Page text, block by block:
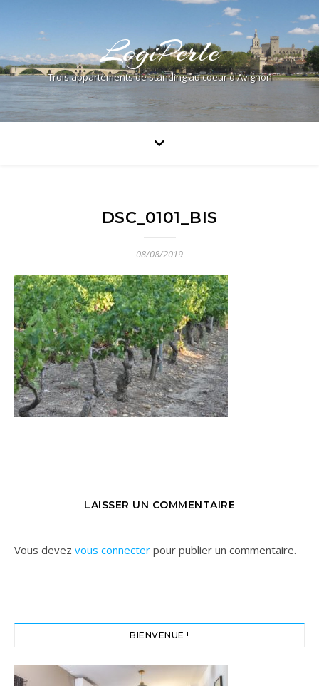
LogiPerle
Trois appartements de standing au coeur d'Avignon
DSC_0101_BIS
08/08/2019
LAISSER UN COMMENTAIRE
Vous devez vous connecter pour publier un commentaire.
BIENVENUE !